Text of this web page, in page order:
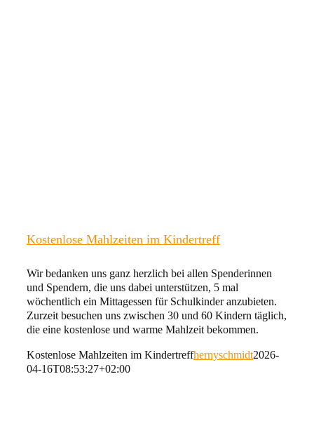
Kostenlose Mahlzeiten im Kindertreff
Wir bedanken uns ganz herzlich bei allen Spenderinnen
und Spendern, die uns dabei unterstützen, 5 mal
wöchentlich ein Mittagessen für Schulkinder anzubieten.
Zurzeit besuchen uns zwischen 30 und 60 Kindern täglich,
die eine kostenlose und warme Mahlzeit bekommen.
Kostenlose Mahlzeiten im Kindertreffhernyschmidt2026-
04-16T08:53:27+02:00